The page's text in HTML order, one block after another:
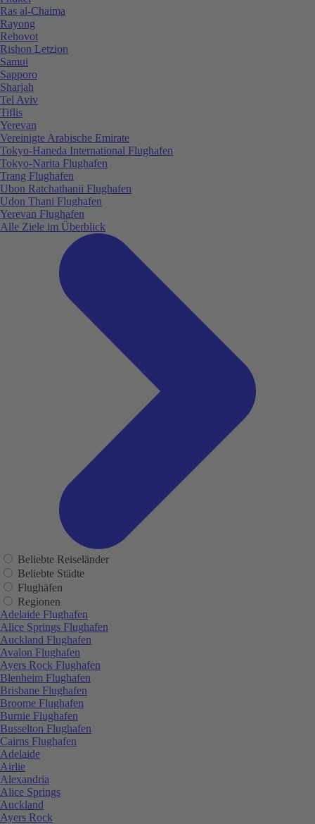
Ras al-Chaima
Rayong
Rehovot
Rishon Letzion
Samui
Sapporo
Sharjah
Tel Aviv
Tiflis
Yerevan
Vereinigte Arabische Emirate
Tokyo-Haneda International Flughafen
Tokyo-Narita Flughafen
Trang Flughafen
Ubon Ratchathanii Flughafen
Udon Thani Flughafen
Yerevan Flughafen
Alle Ziele im Überblick
Beliebte Reiseländer
Beliebte Städte
Flughäfen
Regionen
Adelaide Flughafen
Alice Springs Flughafen
Auckland Flughafen
Avalon Flughafen
Ayers Rock Flughafen
Blenheim Flughafen
Brisbane Flughafen
Broome Flughafen
Burnie Flughafen
Busselton Flughafen
Cairns Flughafen
Adelaide
Airlie
Alexandria
Alice Springs
Auckland
Ayers Rock